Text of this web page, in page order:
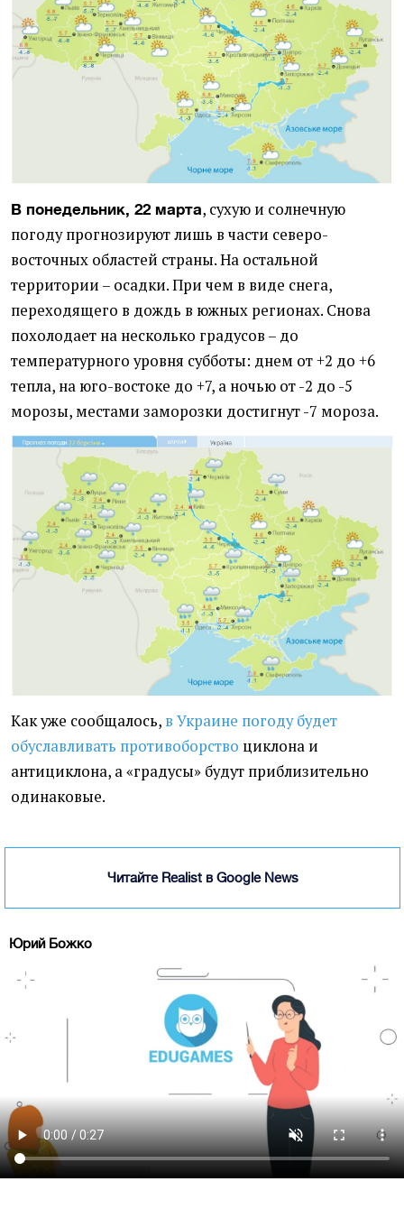
В понедельник, 22 марта, сухую и солнечную
погоду прогнозируют лишь в части северо-
восточных областей страны. На остальной
территории – осадки. При чем в виде снега,
переходящего в дождь в южных регионах. Снова
похолодает на несколько градусов – до
температурного уровня субботы: днем от +2 до +6
тепла, на юго-востоке до +7, а ночью от -2 до -5
морозы, местами заморозки достигнут -7 мороза.
Как уже сообщалось, в Украине погоду будет
обуславливать противоборство циклона и
антициклона, а «градусы» будут приблизительно
одинаковые.
Читайте Realist в Google News
Юрий Божко